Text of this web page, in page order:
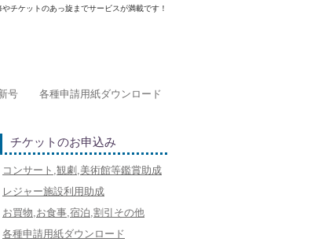
チケットのあっ旋までサービスが満載です！
号 各種申請用紙ダウンロード
チケットのお申込み
コンサート,観劇,美術館等鑑賞助成
レジャー施設利用助成
お買物,お食事,宿泊,割引その他
各種申請用紙ダウンロード